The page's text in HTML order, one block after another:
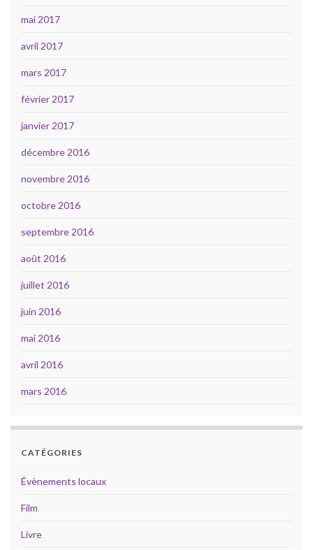
mai 2017
avril 2017
mars 2017
février 2017
janvier 2017
décembre 2016
novembre 2016
octobre 2016
septembre 2016
août 2016
juillet 2016
juin 2016
mai 2016
avril 2016
mars 2016
CATÉGORIES
Évènements locaux
Film
Livre